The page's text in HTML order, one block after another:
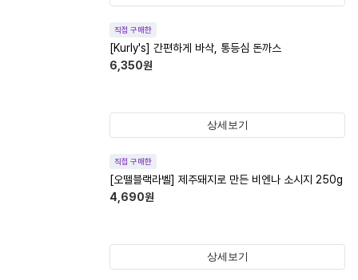
직접 구매한
[Kurly's] 간편하게 바삭, 통등심 돈까스
6,350원
상세보기
직접 구매한
[오뗄블랙라벨] 제주돼지로 만든 비엔나 소시지 250g
4,690원
상세보기